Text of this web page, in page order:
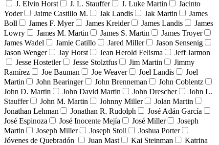
J. Elvin Horst
J. L. Stauffer J. Luke Martin
Jacinto
Yoder
Jaime Castillo M. Jak Landis Jak Martin
James
Boll
James F. Myer James Kreider James Landis
James
Lowry
James M. Martin James S. Martin
James Troyer
James Wadel
Jamie Catillo Jared Miller
Jason Sensenig
Jason Wenger
Jay Horst Jean Herold Felisma
Jeff Jarmon
Jesse Hostetler
Jesse Stolztfus Jim Martin
Jimmy
Ramírez
Joe Bauman Joe Weaver Joel Landis
Joel
Martin
John Bearinger John Brenneman
John Coblentz
John D. Martin
John David Martin John Drescher
John L.
Stauffer
John M. Martin Johnny Miller
Jolan Martin
Jonathan Lehman
Jonathan R. Rudolph
José Adán García
José Espinoza
José Inocente Mejía José Miller
Joseph
Martin
Joseph Miller Joseph Stoll
Joshua Porter
Jóvenes de Quebradón
Juan Mast Kai Steinman
Katrina